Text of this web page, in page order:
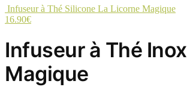
Infuseur à Thé Silicone La Licorne Magique
16.90€
Infuseur à Thé Inox
Magique